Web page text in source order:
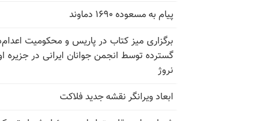
پیام به مسعوده ۱۶۹۰ دماوند
برگزاری میز کتاب در پاریس و محکومیت
گسترده توسط انجمن جوانان ایرانی در جزیره
نروژ
ابعاد ویرانگر نقشه جدید فلاکت